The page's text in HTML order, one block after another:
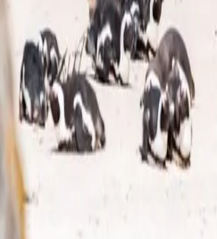
Word 'n Vennoot
Kontak
Kontak
Cape Town, South Africa
+27 21 300 1044
karin@urbanelephant.co.za
2026
Besprekingsbeleid